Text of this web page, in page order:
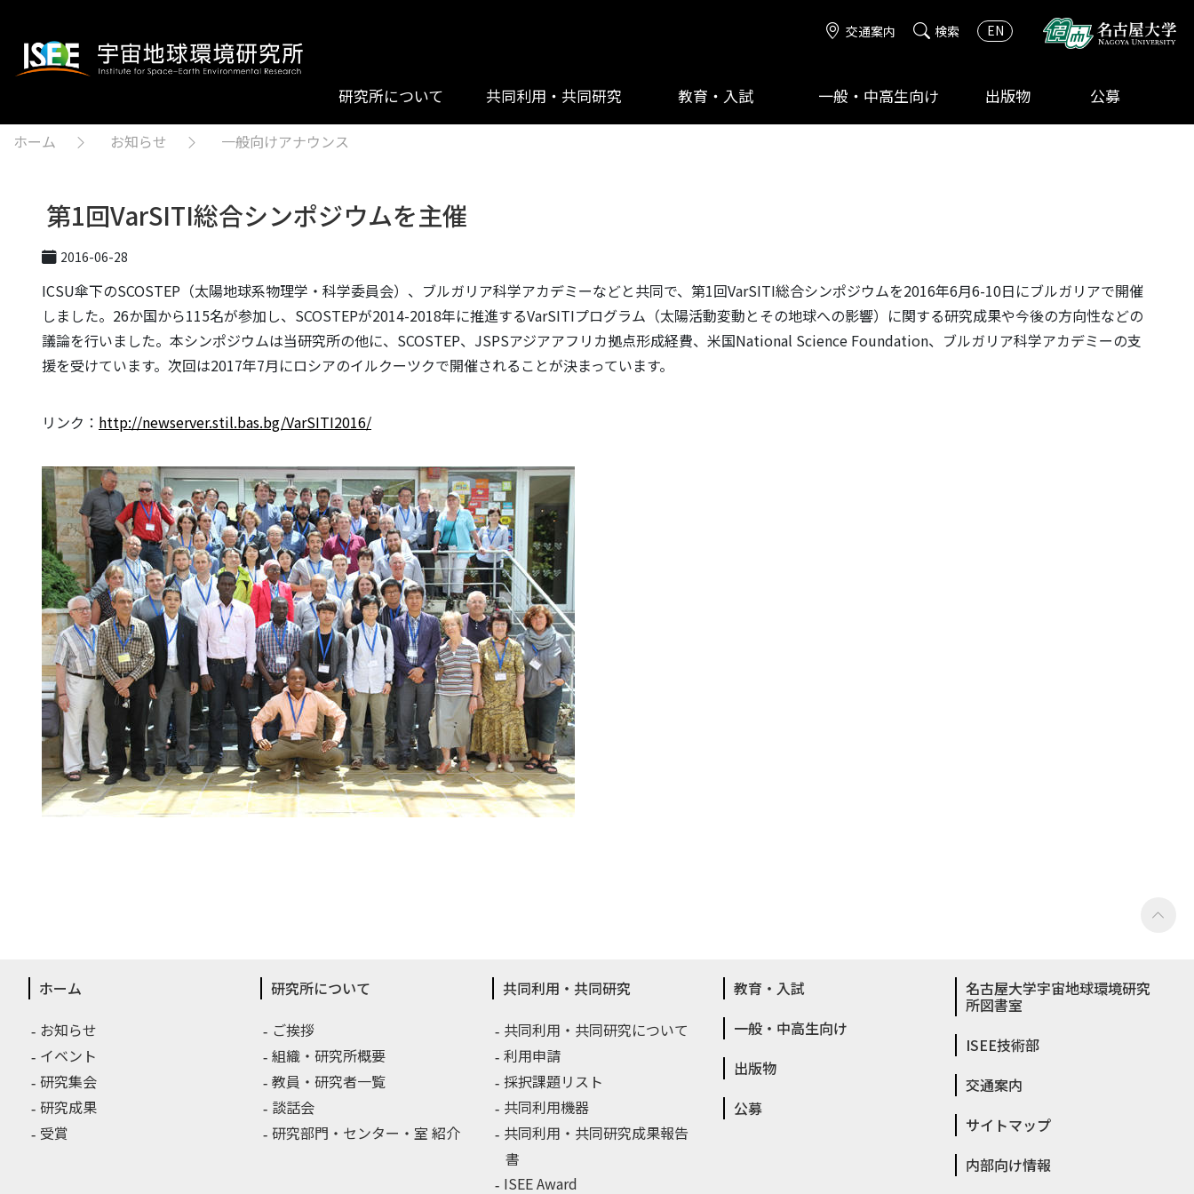
交通案内 検索 EN
研究所について 共同利用・共同研究 教育・入試 一般・中高生向け 出版物 公募
ホーム お知らせ 一般向けアナウンス
第1回VarSITI総合シンポジウムを主催
2016-06-28
ICSU傘下のSCOSTEP（太陽地球系物理学・科学委員会）、ブルガリア科学アカデミーなどと共同で、第1回VarSITI総合シンポジウムを2016年6月6-10日にブルガリアで開催
しました。26か国から115名が参加し、SCOSTEPが2014-2018年に推進するVarSITIプログラム（太陽活動変動とその地球への影響）に関する研究成果や今後の方向性などの
議論を行いました。本シンポジウムは当研究所の他に、SCOSTEP、JSPSアジアアフリカ拠点形成経費、米国National Science Foundation、ブルガリア科学アカデミーの支
援を受けています。次回は2017年7月にロシアのイルクーツクで開催されることが決まっています。
リンク： http://newserver.stil.bas.bg/VarSITI2016/
ホーム
お知らせ
イベント
研究集会
研究成果
受賞
研究所について
ご挨拶
組織・研究所概要
教員・研究者一覧
談話会
研究部門・センター・室 紹介
共同利用・共同研究
共同利用・共同研究について
利用申請
採択課題リスト
共同利用機器
共同利用・共同研究成果報告
書
ISEE Award
教育・入試
一般・中高生向け
出版物
公募
名古屋大学宇宙地球環境研究
所図書室
ISEE技術部
交通案内
サイトマップ
内部向け情報